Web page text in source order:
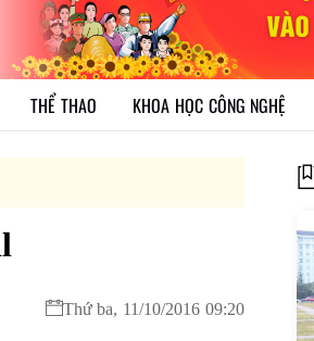
THỂ THAO KHOA HỌC CÔNG NGHỆ
Thứ ba, 11/10/2016 09:20